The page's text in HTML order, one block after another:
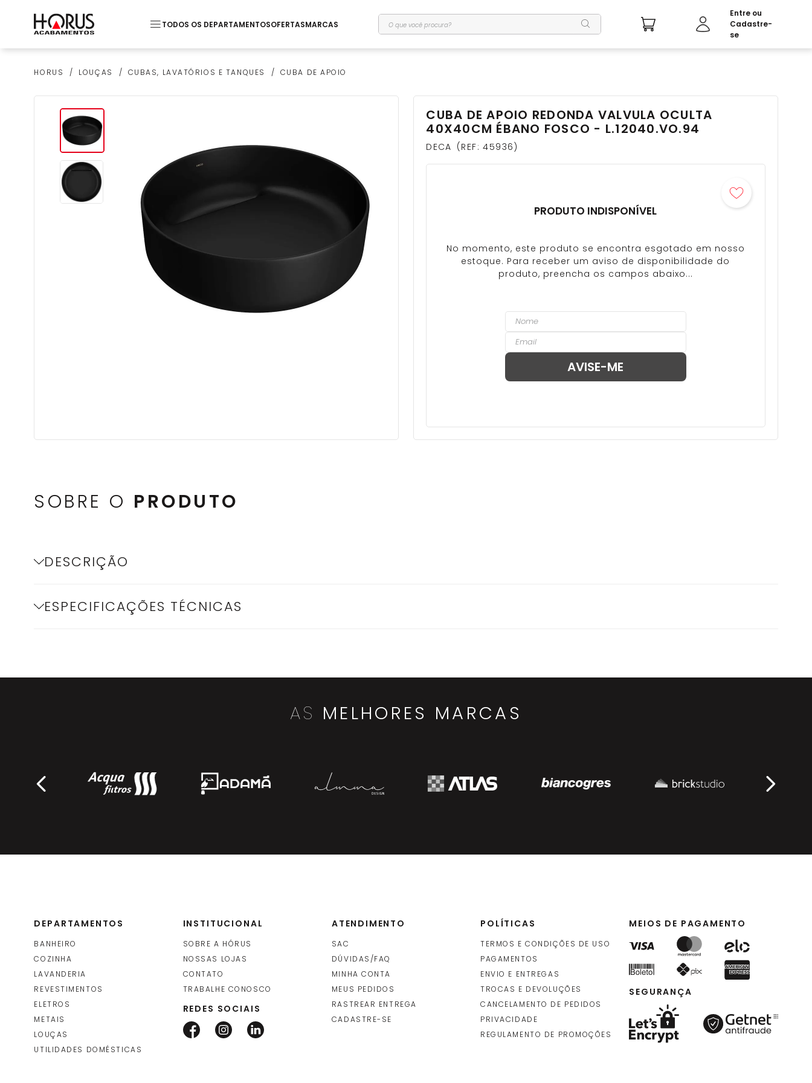
TODOS OS DEPARTAMENTOSOFERTASMARCAS O que você procura?
HORUS LOUÇAS CUBAS, LAVATÓRIOS E TANQUES CUBA DE APOIO
CUBA DE APOIO REDONDA VALVULA OCULTA
40X40CM ÉBANO FOSCO - L.12040.VO.94
DECA REF:45936
PRODUTO INDISPONÍVEL
SOBRE O PRODUTO
DESCRIÇÃO
ESPECIFICAÇÕES TÉCNICAS
AS MELHORES MARCAS
DEPARTAMENTOS
BANHEIRO
COZINHA
LAVANDERIA
REVESTIMENTOS
ELETROS
METAIS
LOUÇAS
UTILIDADES DOMÉSTICAS
INSTITUCIONAL
SOBRE A HÓRUS
NOSSAS LOJAS
CONTATO
TRABALHE CONOSCO
REDES SOCIAIS
ATENDIMENTO
SAC
DÚVIDAS/FAQ
MINHA CONTA
MEUS PEDIDOS
RASTREAR ENTREGA
CADASTRE-SE
POLÍTICAS
TERMOS E CONDIÇÕES DE USO
PAGAMENTOS
ENVIO E ENTREGAS
TROCAS E DEVOLUÇÕES
CANCELAMENTO DE PEDIDOS
PRIVACIDADE
REGULAMENTO DE PROMOÇÕES
MEIOS DE PAGAMENTO
SEGURANÇA